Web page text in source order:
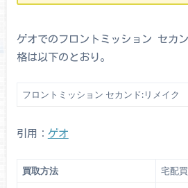
ゲオでのフロントミッション セカ
格は以下のとおり。
フロントミッション セカンド:リメイク
引用： ゲオ
買取方法 宅配